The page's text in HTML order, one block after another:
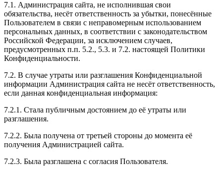
7.1. Администрация сайта, не исполнившая свои
обязательства, несёт ответственность за убытки, понесённые
Пользователем в связи с неправомерным использованием
персональных данных, в соответствии с законодательством
Российской Федерации, за исключением случаев,
предусмотренных п.п. 5.2., 5.3. и 7.2. настоящей Политики
Конфиденциальности.
7.2. В случае утраты или разглашения Конфиденциальной
информации Администрация сайта не несёт ответственность,
если данная конфиденциальная информация:
7.2.1. Стала публичным достоянием до её утраты или
разглашения.
7.2.2. Была получена от третьей стороны до момента её
получения Администрацией сайта.
7.2.3. Была разглашена с согласия Пользователя.